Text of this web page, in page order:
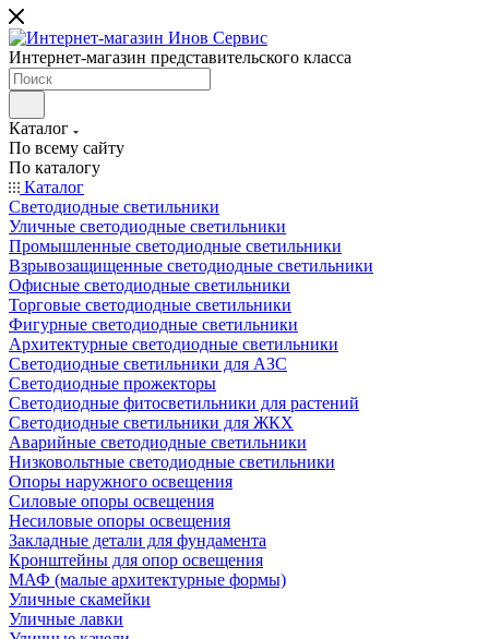
Интернет-магазин представительского класса
Каталог
По всему сайту
По каталогу
Каталог
Светодиодные светильники
Уличные светодиодные светильники
Промышленные светодиодные светильники
Взрывозащищенные светодиодные светильники
Офисные светодиодные светильники
Торговые светодиодные светильники
Фигурные светодиодные светильники
Архитектурные светодиодные светильники
Светодиодные светильники для АЗС
Светодиодные прожекторы
Светодиодные фитосветильники для растений
Светодиодные светильники для ЖКХ
Аварийные светодиодные светильники
Низковольтные светодиодные светильники
Опоры наружного освещения
Силовые опоры освещения
Несиловые опоры освещения
Закладные детали для фундамента
Кронштейны для опор освещения
МАФ (малые архитектурные формы)
Уличные скамейки
Уличные лавки